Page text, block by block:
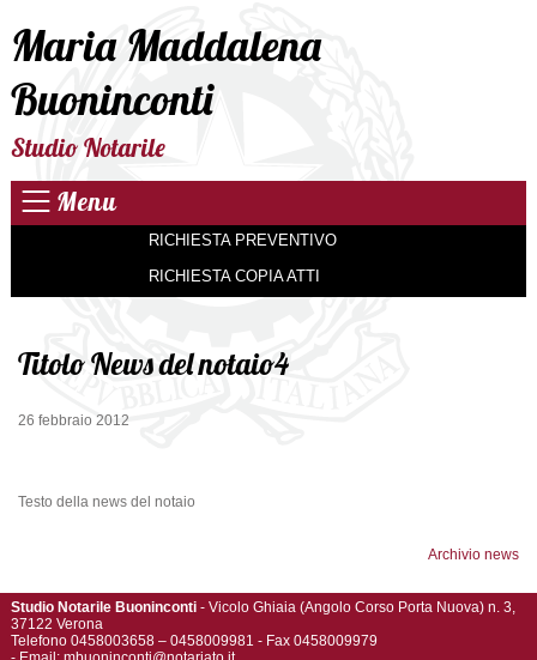
Maria Maddalena
Buoninconti
Studio Notarile
Menu
RICHIESTA PREVENTIVO
RICHIESTA COPIA ATTI
Titolo News del notaio4
26 febbraio 2012
Testo della news del notaio
Archivio news
Studio Notarile Buoninconti- Vicolo Ghiaia (Angolo Corso Porta Nuova) n. 3,
37122 Verona
Telefono 0458003658 – 0458009981 - Fax 0458009979